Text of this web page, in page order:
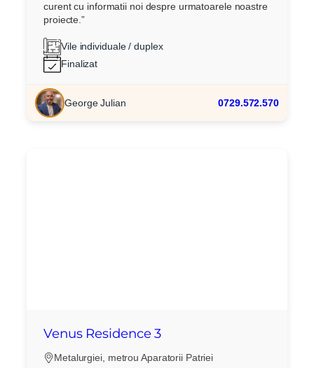
curent cu informatii noi despre urmatoarele noastre
proiecte.”
Vile individuale / duplex
Finalizat
George Julian 0729.572.570
Venus Residence 3
Metalurgiei, metrou Aparatorii Patriei